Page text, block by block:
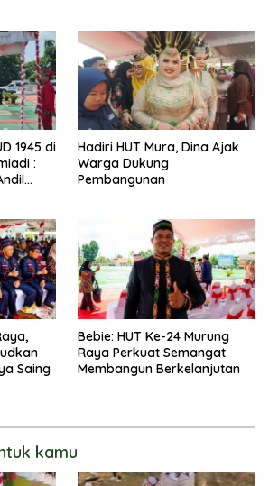
1945 di
:
Hadiri HUT Mura, Dina Ajak
Warga Dukung
Pembangunan
Saing
Bebie: HUT Ke-24 Murung
Raya Perkuat Semangat
Membangun Berkelanjutan
kamu